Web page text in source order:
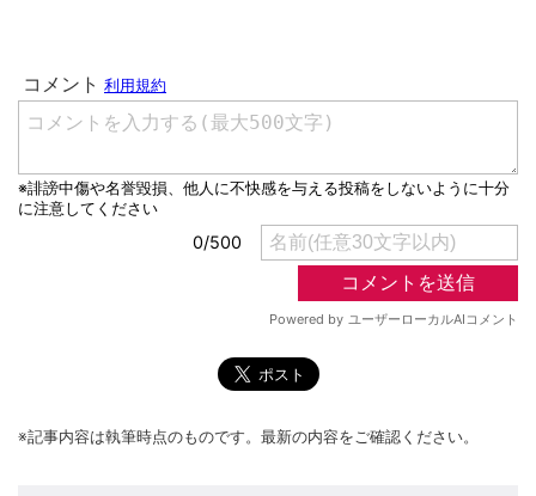
※記事内容は執筆時点のものです。最新の内容をご確認ください。